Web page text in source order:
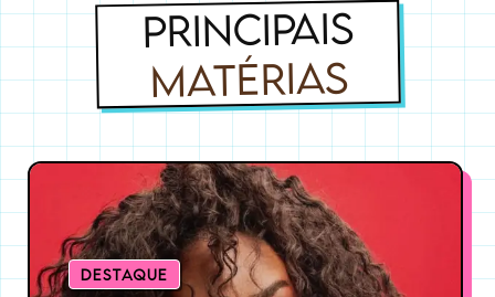
PRINCIPAIS
MATÉRIAS
DESTAQUE